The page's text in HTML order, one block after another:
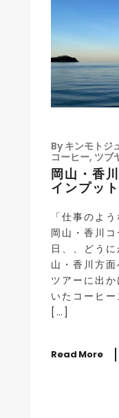
By キンモトジ
コーヒー, ツブ
岡山・香
インプッ
「仕事のよ
岡山・香川
日、、どう
山・香川方
ツアーに出
いたコーヒ
[…]
Read More